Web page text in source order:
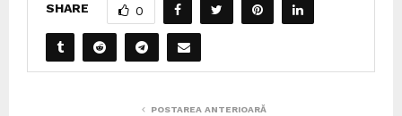
SHARE 0
POSTAREA ANTERIOARĂ